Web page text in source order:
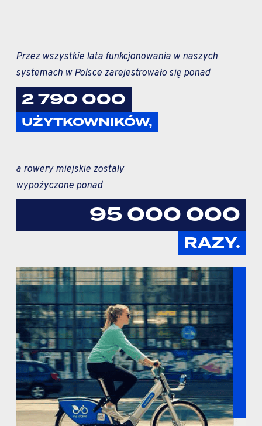
Przez wszystkie lata funkcjonowania w naszych
systemach w Polsce zarejestrowało się ponad
2 790 000
UŻYTKOWNIKÓW,
a rowery miejskie zostały
wypożyczone ponad
95 000 000
RAZY.